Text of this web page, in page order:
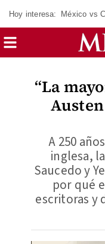
Hoy interesa: México vs
“La
A 250
inglesa,
Saucedo y
por qué
escritoras y